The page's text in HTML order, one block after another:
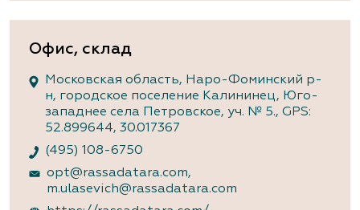
Офис, склад
Московская область, Наро-Фоминский р-
н, городское поселение Калининец, Юго-
западнее села Петровское, уч. № 5., GPS:
52.899644, 30.017367
(495) 108-6750
opt@rassadatara.com,
m.ulasevich@rassadatara.com